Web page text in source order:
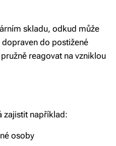
skladu, odkud může
do postižené
reagovat na vzniklou
zajistit například:
osoby